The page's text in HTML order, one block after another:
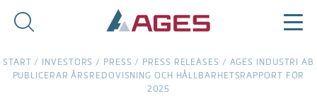
START / INVESTORS / PRESS / PRESS RELEASES / AGES INDUSTRI AB
PUBLICERAR ÅRSREDOVISNING OCH HÅLLBARHETSRAPPORT FÖR
2025